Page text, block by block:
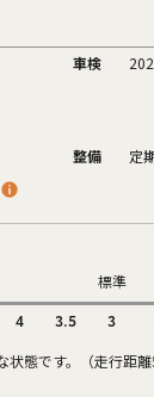
車検
整備
定
標準
4 3.5 3
状態です。（走行距